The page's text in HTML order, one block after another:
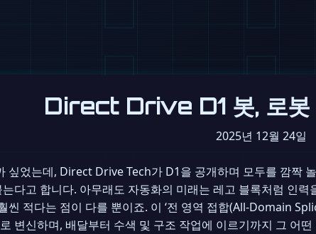
Direct Drive D1 봇, 로봇
2025년 12월 24일
싶었는데, Direct Drive Tech가 D1을 공개하며 모두를 깜짝
다고 합니다. 아무래도 자동화의 미래는 레고 블록처럼 인
씬 적다는 점이 다를 뿐이죠. 이 ‘전 영역 접합(All-Domain
변신하며, 배달부터 수색 및 구조 작업에 이르기까지 그 어